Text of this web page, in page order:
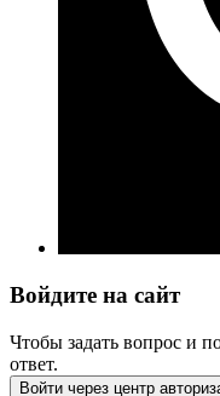
Войдите на сайт
Чтобы задать вопрос и
ответ.
Войти через центр